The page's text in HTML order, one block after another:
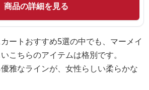
商品の詳細を見る
ートおすすめ5選の中でも、マーメイ
こちらのアイテムは格別です。
雅なラインが、女性らしい柔らかな